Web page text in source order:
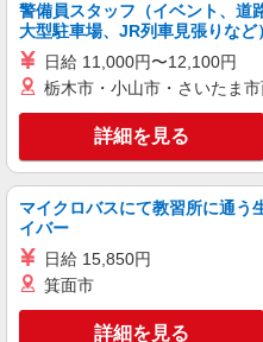
警備員スタッフ（イベント、道
大型駐車場、JR列車見張りなど）
日給 11,000円〜12,100円
栃木市・小山市・さいたま
詳細を見る
マイクロバスにて教習所に通う
イバー
日給 15,850円
箕面市
詳細を見る